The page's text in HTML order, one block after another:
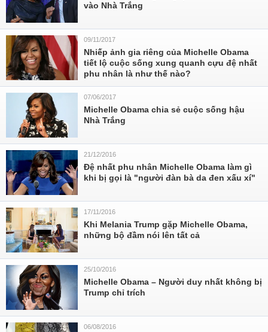
vào Nhà Trắng
09/11/2017
Nhiếp ảnh gia riêng của Michelle Obama
tiết lộ cuộc sống xung quanh cựu đệ nhất
phu nhân là như thế nào?
07/06/2017
Michelle Obama chia sẻ cuộc sống hậu
Nhà Trắng
21/12/2016
Đệ nhất phu nhân Michelle Obama làm gì
khi bị gọi là "người đàn bà da đen xấu xí"
17/11/2016
Khi Melania Trump gặp Michelle Obama,
những bộ đầm nói lên tất cả
25/10/2016
Michelle Obama – Người duy nhất không bị
Trump chỉ trích
06/08/2016